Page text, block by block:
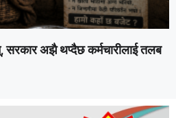
सरकार अझै थप्दैछ कर्मचारीलाई तलब